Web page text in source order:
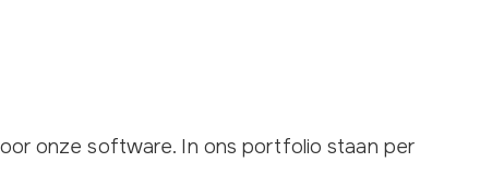
onze software. In ons portfolio staan per